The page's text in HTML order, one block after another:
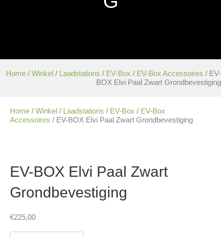
Home / Winkel / Laadstations / EV-Box / EV-Box Accessoires / EV-
BOX Elvi Paal Zwart Grondbevestiging
Home / Winkel / Laadstations / EV-Box / EV-Box
Accessoires / EV-BOX Elvi Paal Zwart Grondbevestiging
EV-BOX Elvi Paal Zwart
Grondbevestiging
€225,00